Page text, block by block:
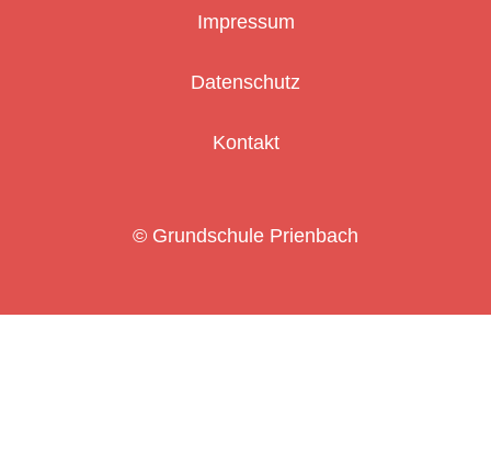
Impressum
Datenschutz
Kontakt
© Grundschule Prienbach